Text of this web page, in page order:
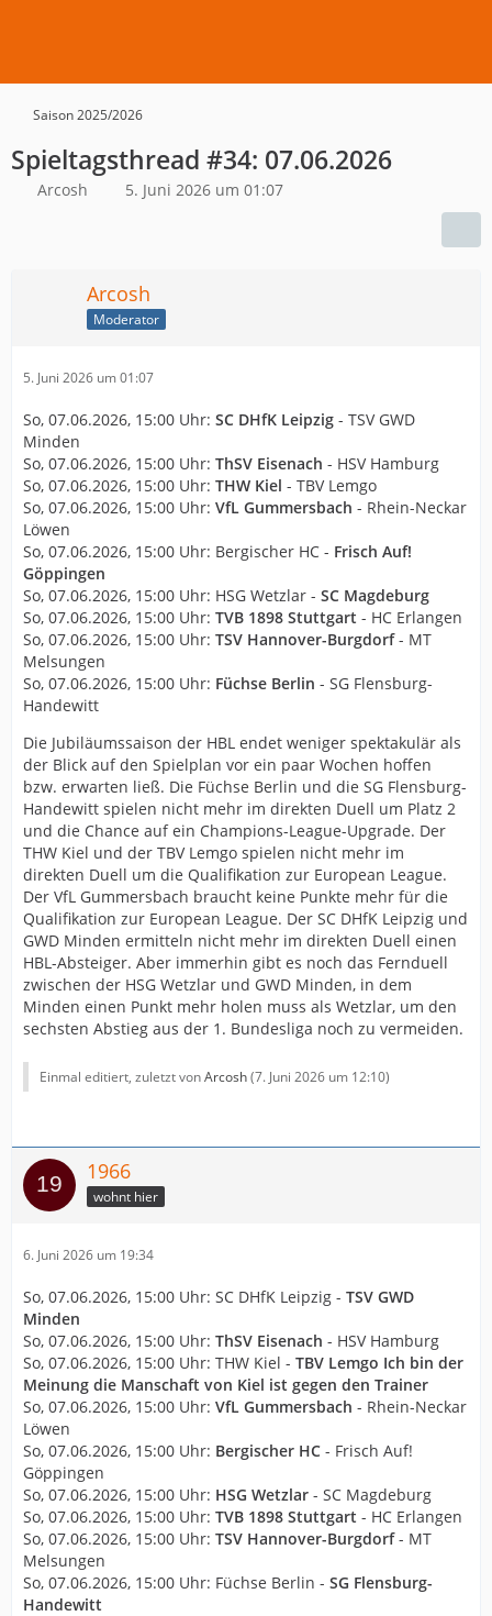
Saison 2025/2026
Spieltagsthread #34: 07.06.2026
Arcosh 5. Juni 2026 um 01:07
Arcosh
Moderator
5. Juni 2026 um 01:07
So, 07.06.2026, 15:00 Uhr: SC DHfK Leipzig - TSV GWD
Minden
So, 07.06.2026, 15:00 Uhr: ThSV Eisenach - HSV Hamburg
So, 07.06.2026, 15:00 Uhr: THW Kiel - TBV Lemgo
So, 07.06.2026, 15:00 Uhr: VfL Gummersbach - Rhein-Neckar
Löwen
So, 07.06.2026, 15:00 Uhr: Bergischer HC - Frisch Auf!
Göppingen
So, 07.06.2026, 15:00 Uhr: HSG Wetzlar - SC Magdeburg
So, 07.06.2026, 15:00 Uhr: TVB 1898 Stuttgart - HC Erlangen
So, 07.06.2026, 15:00 Uhr: TSV Hannover-Burgdorf- MT
Melsungen
So, 07.06.2026, 15:00 Uhr: Füchse Berlin - SG Flensburg-
Handewitt
Die Jubiläumssaison der HBL endet weniger spektakulär als
der Blick auf den Spielplan vor ein paar Wochen hoffen
bzw. erwarten ließ. Die Füchse Berlin und die SG Flensburg-
Handewitt spielen nicht mehr im direkten Duell um Platz 2
und die Chance auf ein Champions-League-Upgrade. Der
THW Kiel und der TBV Lemgo spielen nicht mehr im
direkten Duell um die Qualifikation zur European League.
Der VfL Gummersbach braucht keine Punkte mehr für die
Qualifikation zur European League. Der SC DHfK Leipzig und
GWD Minden ermitteln nicht mehr im direkten Duell einen
HBL-Absteiger. Aber immerhin gibt es noch das Fernduell
zwischen der HSG Wetzlar und GWD Minden, in dem
Minden einen Punkt mehr holen muss als Wetzlar, um den
sechsten Abstieg aus der 1. Bundesliga noch zu vermeiden.
Einmal editiert, zuletzt vonArcosh(7. Juni 2026 um 12:10)
1966
wohnt hier
6. Juni 2026 um 19:34
So, 07.06.2026, 15:00 Uhr: SC DHfK Leipzig - TSV GWD
Minden
So, 07.06.2026, 15:00 Uhr: ThSV Eisenach - HSV Hamburg
So, 07.06.2026, 15:00 Uhr: THW Kiel - TBV Lemgo Ich bin der
Meinung die Manschaft von Kiel ist gegen den Trainer
So, 07.06.2026, 15:00 Uhr: VfL Gummersbach - Rhein-Neckar
Löwen
So, 07.06.2026, 15:00 Uhr: Bergischer HC - Frisch Auf!
Göppingen
So, 07.06.2026, 15:00 Uhr: HSG Wetzlar - SC Magdeburg
So, 07.06.2026, 15:00 Uhr: TVB 1898 Stuttgart - HC Erlangen
So, 07.06.2026, 15:00 Uhr: TSV Hannover-Burgdorf- MT
Melsungen
So, 07.06.2026, 15:00 Uhr: Füchse Berlin - SG Flensburg-
Handewitt